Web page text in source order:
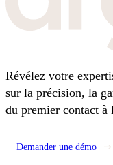
Révélez votre
sur la précision, la
du premier contact à
Demander une démo